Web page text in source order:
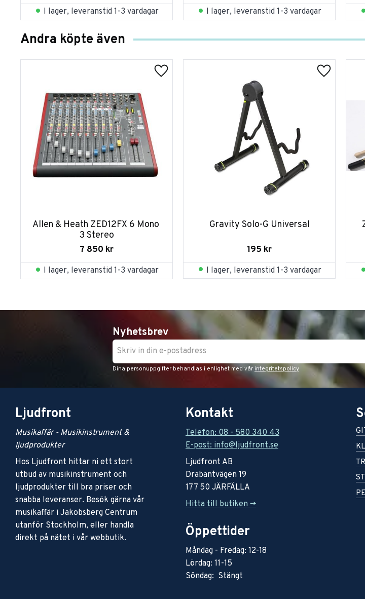
I lager, leveranstid 1-3 vardagar I lager, leveranstid 1-3 vardagar
Andra köpte även
Allen & Heath ZED12FX 6 Mono
3 Stereo
7 850 kr
I lager, leveranstid 1-3 vardagar
Gravity Solo-G Universal
195 kr
I lager, leveranstid 1-3 vardagar
Nyhetsbrev
Dina personuppgifter behandlas i enlighet med vår integritetspolicy.
Ljudfront
Musikaffär - Musikinstrument &
ljudprodukter
Hos Ljudfront hittar ni ett stort
utbud av musikinstrument och
ljudprodukter till bra priser och
snabba leveranser. Besök gärna vår
musikaffär i Jakobsberg Centrum
utanför Stockholm, eller handla
direkt på nätet i vår webbutik.
Kontakt
Telefon: 08 - 580 340 43
E-post: info@ljudfront.se
Ljudfront AB
Drabantvägen 19
177 50 JÄRFÄLLA
Hitta till butiken ->
Öppettider
Måndag - Fredag: 12-18
Lördag: 11-15
Söndag: Stängt